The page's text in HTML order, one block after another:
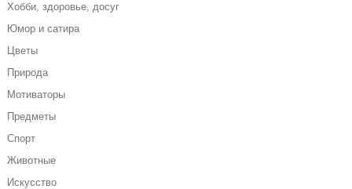
Хобби, здоровье, досуг
Юмор и сатира
Цветы
Природа
Мотиваторы
Предметы
Спорт
Животные
Искусство